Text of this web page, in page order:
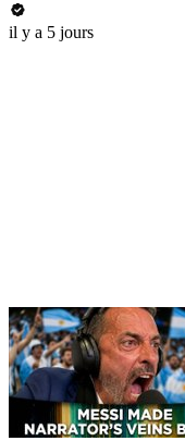
il y a 5 jours